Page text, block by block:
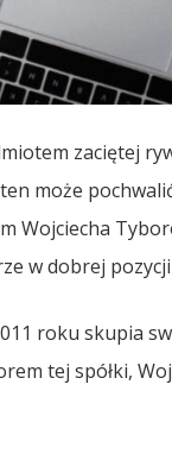
zaciętej
może
Wojciecha
w dobrej
roku skupia
tej spółki,